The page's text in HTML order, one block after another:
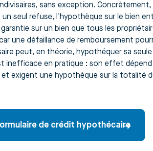
sans exception.
seul refuse, l'hypothèque sur le bien
sur un bien que tous les
une défaillance de remboursement
peut, en théorie, hypothéquer sa
inefficace en pratique : son effet
exigent une hypothèque sur la totalité
de crédit hypothécaire